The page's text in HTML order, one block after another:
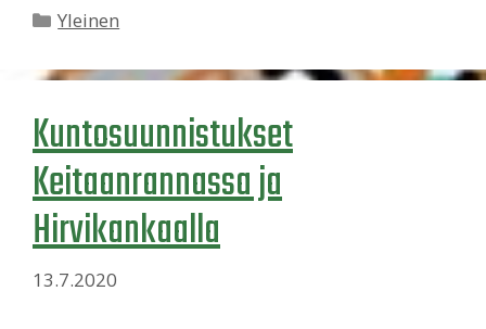
Kategoriat
Yleinen
Kuntosuunnistukset
Keitaanrannassa ja
Hirvikankaalla
13.7.2020